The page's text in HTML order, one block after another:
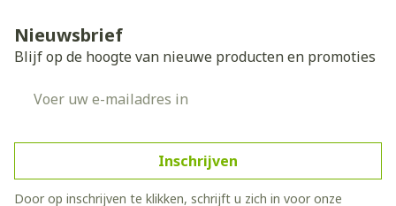
Nieuwsbrief
Blijf op de hoogte van nieuwe producten en promoties
Inschrijven
Door op inschrijven te klikken, schrijft u zich in voor onze